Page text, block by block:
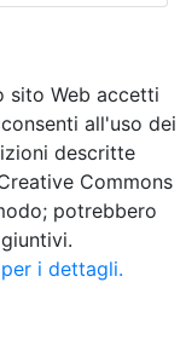
Web accetti
all'uso dei
descritte
Commons
potrebbero
i dettagli.